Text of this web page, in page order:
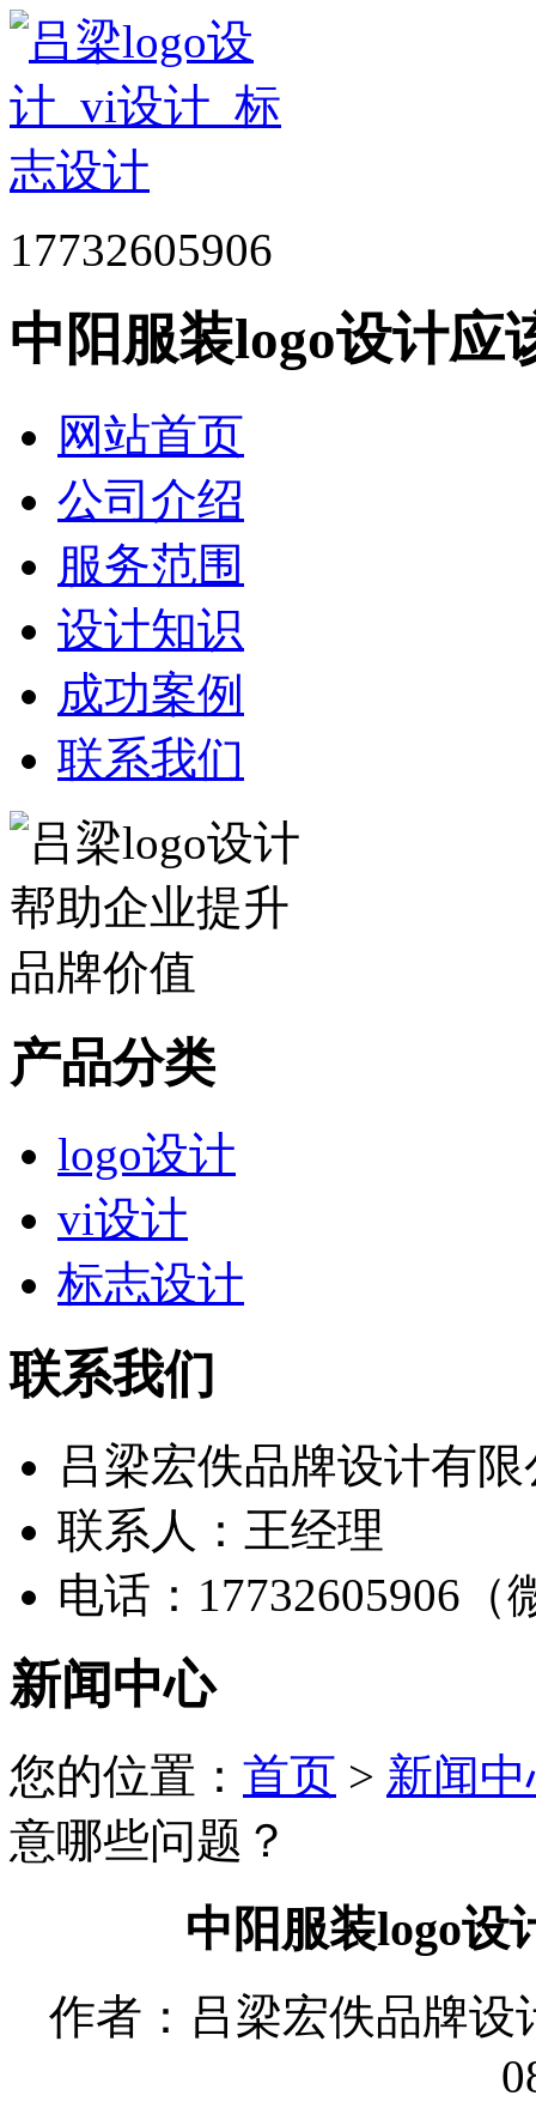
17732605906
中阳服装logo设计应
网站首页
公司介绍
服务范围
设计知识
成功案例
联系我们
产品分类
logo设计
vi设计
标志设计
联系我们
吕梁宏佚品牌设计有
联系人：王经理
电话：17732605906（
新闻中心
您的位置： 首页 > 新闻
意哪些问题？
中阳服装logo设
作者：吕梁宏佚品牌设